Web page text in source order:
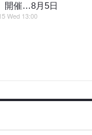
開催…8月5日
Wed 13:00